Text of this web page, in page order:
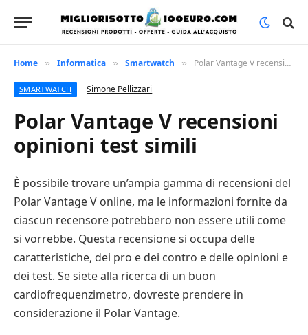
Home » Informatica » Smartwatch » Polar Vantage V recensioni opinioni test simili
SMARTWATCH Simone Pellizzari
Polar Vantage V recensioni
opinioni test simili
È possibile trovare un’ampia gamma di recensioni del
Polar Vantage V online, ma le informazioni fornite da
ciascun recensore potrebbero non essere utili come
si vorrebbe. Questa recensione si occupa delle
caratteristiche, dei pro e dei contro e delle opinioni e
dei test. Se siete alla ricerca di un buon
cardiofrequenzimetro, dovreste prendere in
considerazione il Polar Vantage.